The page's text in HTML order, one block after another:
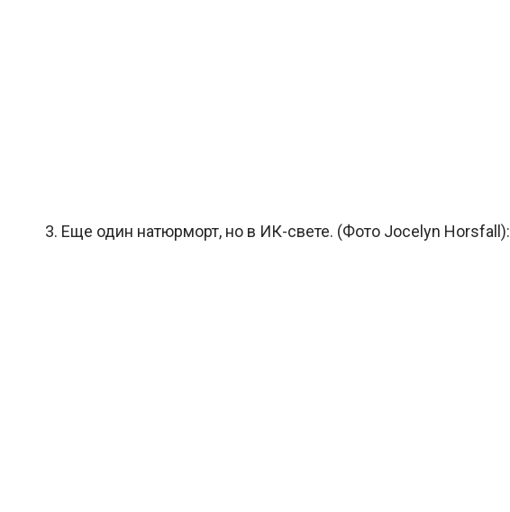
3. Еще один натюрморт, но в ИК-свете. (Фото Jocelyn Horsfall):